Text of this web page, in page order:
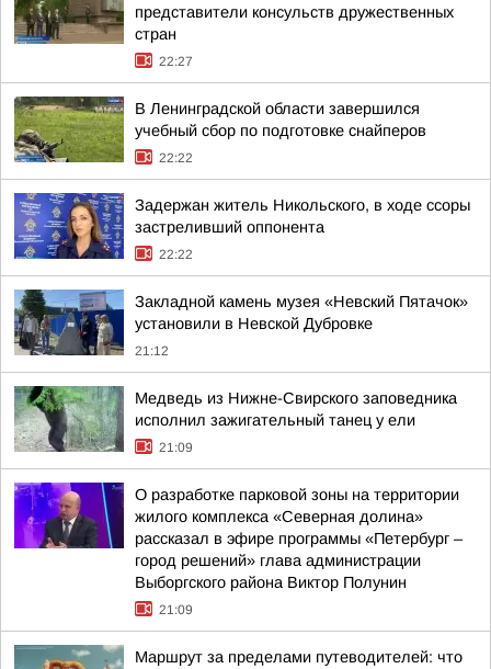
представители консульств дружественных
стран
22:27
В Ленинградской области завершился
учебный сбор по подготовке снайперов
22:22
Задержан житель Никольского, в ходе ссоры
застреливший оппонента
22:22
Закладной камень музея «Невский Пятачок»
установили в Невской Дубровке
21:12
Медведь из Нижне-Свирского заповедника
исполнил зажигательный танец у ели
21:09
О разработке парковой зоны на территории
жилого комплекса «Северная долина»
рассказал в эфире программы «Петербург –
город решений» глава администрации
Выборгского района Виктор Полунин
21:09
Маршрут за пределами путеводителей: что